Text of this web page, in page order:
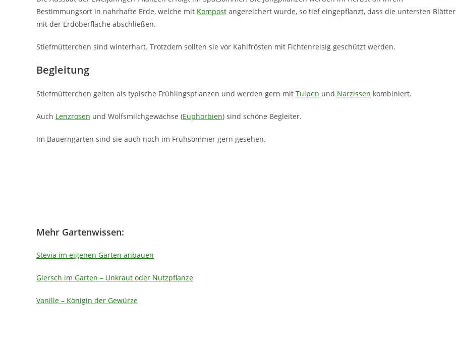
Bestimmungsort in nahrhafte Erde, welche mit Kompost angereichert wurde, so tief eingepflanzt, dass die untersten Blätter
mit der Erdoberfläche abschließen.
Stiefmütterchen sind winterhart. Trotzdem sollten sie vor Kahlfrösten mit Fichtenreisig geschützt werden.
Begleitung
Stiefmütterchen gelten als typische Frühlingspflanzen und werden gern mit Tulpen und Narzissen kombiniert.
Auch Lenzrosen und Wolfsmilchgewächse (Euphorbien) sind schöne Begleiter.
Im Bauerngarten sind sie auch noch im Frühsommer gern gesehen.
Mehr Gartenwissen:
Stevia im eigenen Garten anbauen
Giersch im Garten – Unkraut oder Nutzpflanze
Vanille – Königin der Gewürze